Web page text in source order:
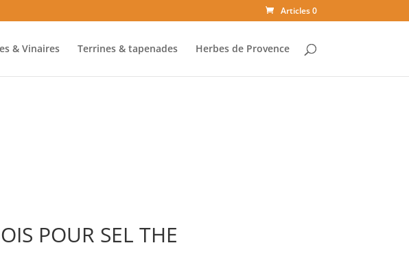
Articles 0
& Vinaires Terrines & tapenades Herbes de Provence
POUR SEL THE